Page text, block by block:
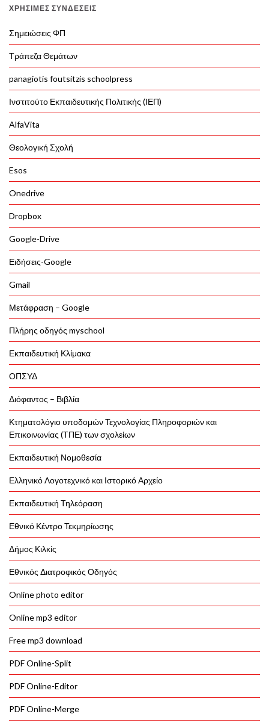
ΧΡΉΣΙΜΕΣ ΣΥΝΔΈΣΕΙΣ
Σημειώσεις ΦΠ
Τράπεζα Θεμάτων
panagiotis foutsitzis schoolpress
Ινστιτούτο Εκπαιδευτικής Πολιτικής (ΙΕΠ)
AlfaVita
Θεολογική Σχολή
Esos
Onedrive
Dropbox
Google-Drive
Ειδήσεις-Google
Gmail
Μετάφραση – Google
Πλήρης οδηγός myschool
Εκπαιδευτική Κλίμακα
ΟΠΣΥΔ
Διόφαντος – Βιβλία
Κτηματολόγιο υποδομών Τεχνολογίας Πληροφοριών και
Επικοινωνίας (ΤΠΕ) των σχολείων
Εκπαιδευτική Νομοθεσία
Ελληνικό Λογοτεχνικό και Ιστορικό Αρχείο
Εκπαιδευτική Τηλεόραση
Εθνικό Κέντρο Τεκμηρίωσης
Δήμος Κιλκίς
Εθνικός Διατροφικός Οδηγός
Online photo editor
Online mp3 editor
Free mp3 download
PDF Online-Split
PDF Online-Editor
PDF Online-Merge